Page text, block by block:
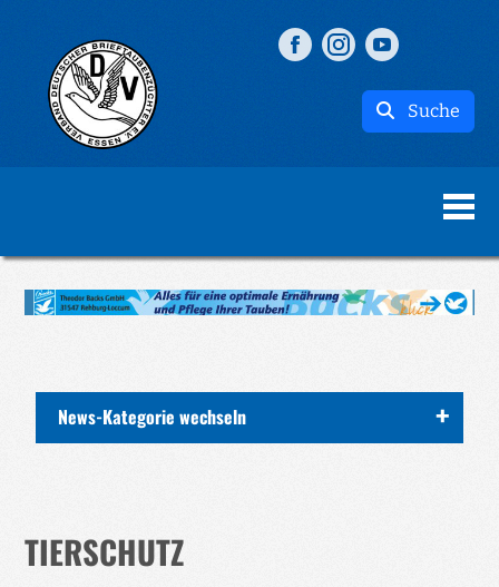
Suche
News-Kategorie wechseln
Events
TIERSCHUTZ